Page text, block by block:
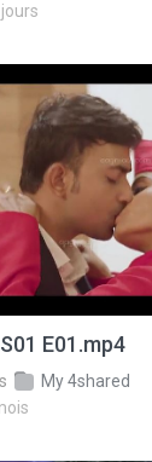
E01.mp4
My 4shared